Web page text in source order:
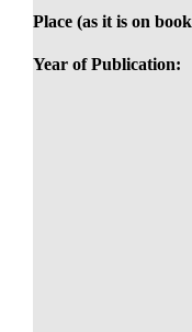
Place (as it is on
Year of Publication: